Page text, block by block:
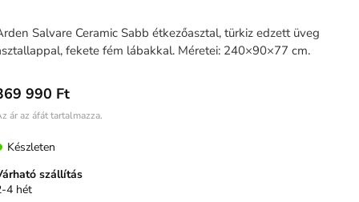
Salvare Ceramic Sabb étkezőasztal, türkiz edzett üveg
fekete fém lábakkal. Méretei: 240×90×77 cm.
990 Ft
ár az áfát tartalmazza.
Készleten
szállítás
4 hét